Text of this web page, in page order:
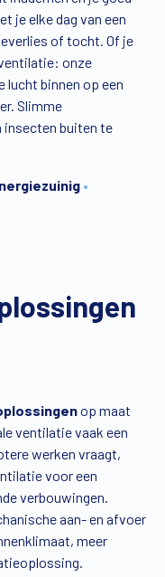
op maat
je elke dag van een
of tocht. Of je
onze
lucht binnen op een
Slimme
buiten te
•
op maat
ventilatie vaak een
werken vraagt,
voor een
verbouwingen.
aan- en afvoer
meer